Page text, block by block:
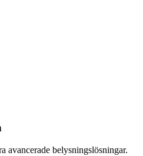
avancerade belysningslösningar.